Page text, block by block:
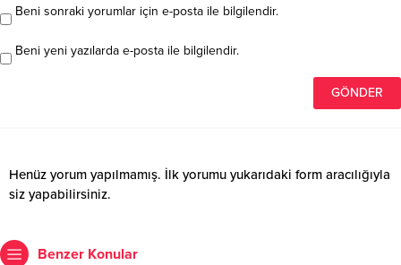
Beni sonraki yorumlar için e-posta ile bilgilendir.
Beni yeni yazılarda e-posta ile bilgilendir.
Henüz yorum yapılmamış. İlk yorumu yukarıdaki form aracılığıyla
siz yapabilirsiniz.
Benzer Konular